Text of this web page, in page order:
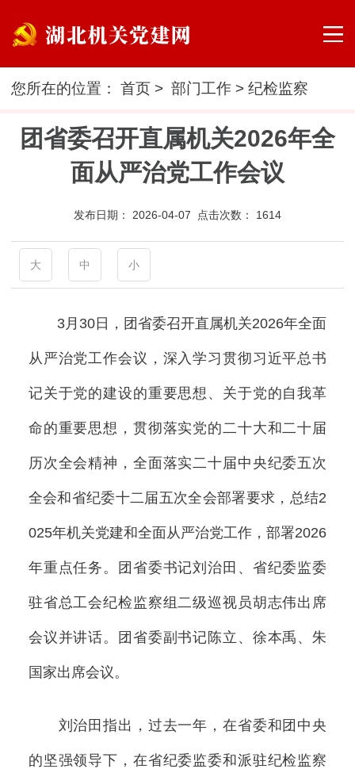
您所在的位置：首页 >部门工作 >纪检监察
团省委召开直属机关2026年全
面从严治党工作会议
发布日期： 2026-04-07 点击次数： 1614
大 中 小
3月30日，团省委召开直属机关2026年全面
从严治党工作会议，深入学习贯彻习近平总书
记关于党的建设的重要思想、关于党的自我革
命的重要思想，贯彻落实党的二十大和二十届
历次全会精神，全面落实二十届中央纪委五次
全会和省纪委十二届五次全会部署要求，总结2
025年机关党建和全面从严治党工作，部署2026
年重点任务。团省委书记刘治田、省纪委监委
驻省总工会纪检监察组二级巡视员胡志伟出席
会议并讲话。团省委副书记陈立、徐本禹、朱
国家出席会议。
刘治田指出，过去一年，在省委和团中央
的坚强领导下，在省纪委监委和派驻纪检监察